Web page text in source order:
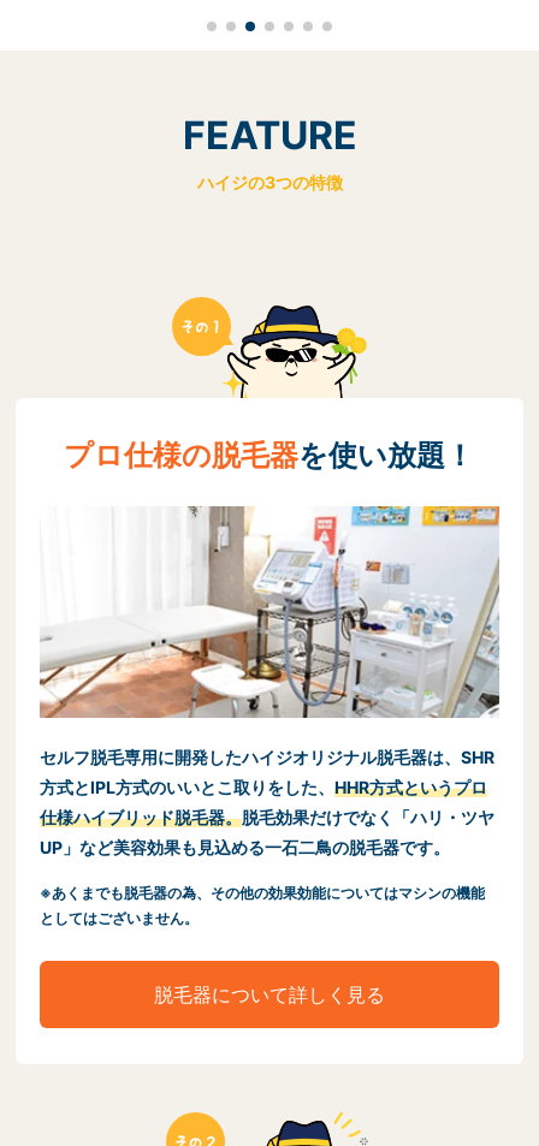
FEATURE
ハイジの3つの特徴
プロ仕様の脱毛器を使い放題！
セルフ脱毛専用に開発したハイジオリジナル脱毛器は、SHR
方式とIPL方式のいいとこ取りをした、HHR方式というプロ
仕様ハイブリッド脱毛器。脱毛効果だけでなく「ハリ・ツヤ
UP」など美容効果も見込める一石二鳥の脱毛器です。
※あくまでも脱毛器の為、その他の効果効能についてはマシンの機能
としてはございません。
脱毛器について詳しく見る